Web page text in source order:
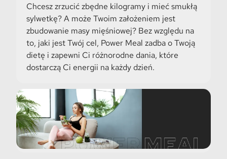
Chcesz zrzucić zbędne kilogramy i mieć smukłą
sylwetkę? A może Twoim założeniem jest
zbudowanie masy mięśniowej? Bez względu na
to, jaki jest Twój cel, Power Meal zadba o Twoją
dietę i zapewni Ci różnorodne dania, które
dostarczą Ci energii na każdy dzień.